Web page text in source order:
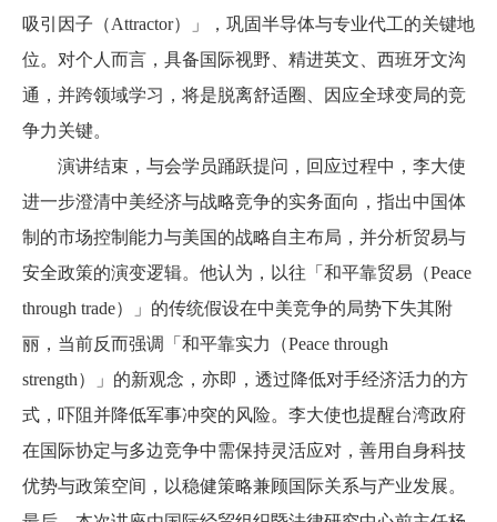
吸引因子（Attractor）」，巩固半导体与专业代工的关键地
位。对个人而言，具备国际视野、精进英文、西班牙文沟
通，并跨领域学习，将是脱离舒适圈、因应全球变局的竞
争力关键。
演讲结束，与会学员踊跃提问，回应过程中，李大使
进一步澄清中美经济与战略竞争的实务面向，指出中国体
制的市场控制能力与美国的战略自主布局，并分析贸易与
安全政策的演变逻辑。他认为，以往「和平靠贸易（Peace
through trade）」的传统假设在中美竞争的局势下失其附
丽，当前反而强调「和平靠实力（Peace through
strength）」的新观念，亦即，透过降低对手经济活力的方
式，吓阻并降低军事冲突的风险。李大使也提醒台湾政府
在国际协定与多边竞争中需保持灵活应对，善用自身科技
优势与政策空间，以稳健策略兼顾国际关系与产业发展。